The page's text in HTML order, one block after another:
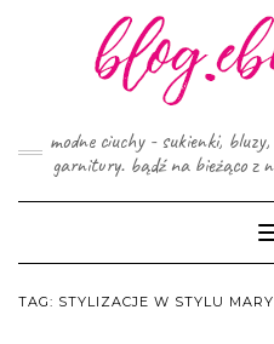
modne ciuchy - sukienki,
garnitury. bądź na bieżąco z
TAG: STYLIZACJE W STYLU